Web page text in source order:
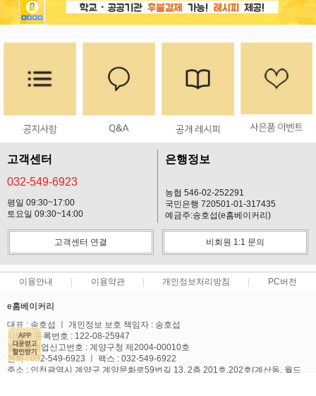
고객센터
032-549-6923
평일 09:30~17:00
토요일 09:30~14:00
은행정보
농협 546-02-252291
국민은행 720501-01-317435
예금주:송호섭(e홈베이커리)
고객센터 연결 비회원 1:1 문의
이용안내 이용약관 개인정보처리방침 PC버전
e홈베이커리
대표 : 송호섭 ㅣ 개인정보 보호 책임자 : 송호섭
사업자 등록번호 : 122-08-25947
통신판매업신고번호 : 계양구청 제2004-00010호
전화 : 032-549-6923 ㅣ 팩스 : 032-549-6922
주소 : 인천광역시 계양구 계양문화로59번길 13, 2층 201호,202호(계산동, 월드